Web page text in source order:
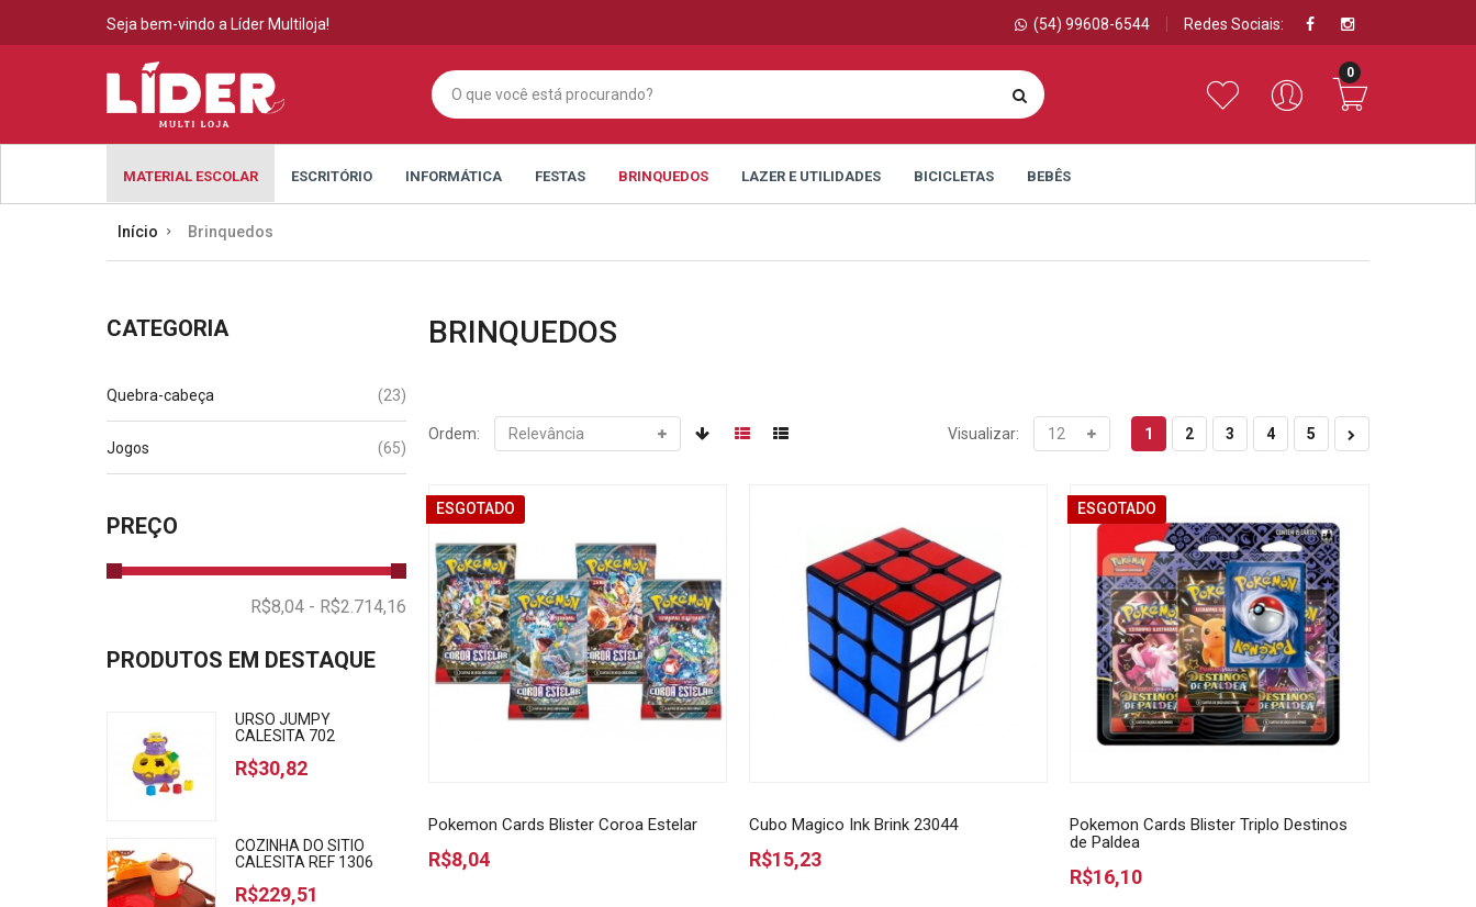
Seja bem-vindo a Líder Multiloja! Redes Sociais:
(54) 99608-6544
0
MATERIAL ESCOLAR ESCRITÓRIO INFORMÁTICA FESTAS BRINQUEDOS LAZER E UTILIDADES BICICLETAS BEBÊS
Início Brinquedos
CATEGORIA
Quebra-cabeça (23)
Jogos (65)
PREÇO
PRODUTOS EM DESTAQUE
URSO JUMPY
CALESITA 702
R$30,82
COZINHA DO SITIO
CALESITA REF 1306
R$229,51
BRINQUEDOS
Ordem: Visualizar: 1 2 3 4 5
ESGOTADO
Pokemon Cards Blister Coroa Estelar
R$8,04
Cubo Magico Ink Brink 23044
R$15,23
ESGOTADO
Pokemon Cards Blister Triplo Destinos
de Paldea
R$16,10